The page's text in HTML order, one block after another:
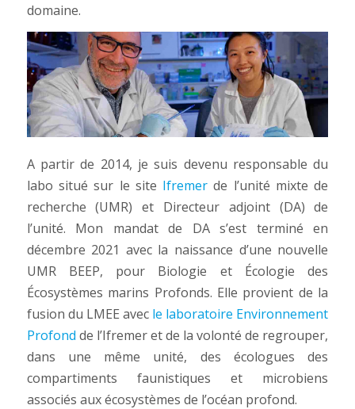
domaine.
A partir de 2014, je suis devenu responsable du
labo situé sur le site Ifremer de l’unité mixte de
recherche (UMR) et Directeur adjoint (DA) de
l’unité. Mon mandat de DA s’est terminé en
décembre 2021 avec la naissance d’une nouvelle
UMR BEEP, pour Biologie et Écologie des
Écosystèmes marins Profonds. Elle provient de la
fusion du LMEE avec le laboratoire Environnement
Profond de l’Ifremer et de la volonté de regrouper,
dans une même unité, des écologues des
compartiments faunistiques et microbiens
associés aux écosystèmes de l’océan profond.